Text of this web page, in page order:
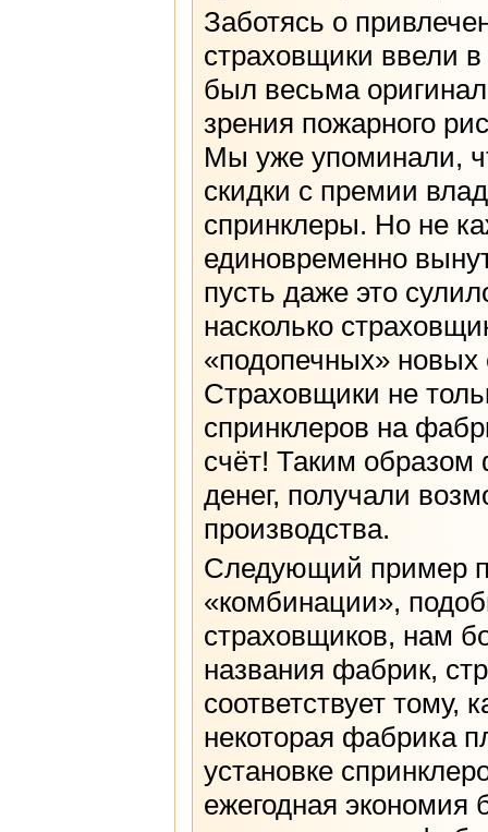
Заботясь о
страховщики ввели
был весьма
зрения пожарного
Мы уже упоминали,
скидки с премии
спринклеры. Но не
единовременно
пусть даже это
насколько
«подопечных»
Страховщики не
спринклеров на
счёт! Таким образом
денег, получали
производства.
Следующий пример
«комбинации»,
страховщиков, нам
названия фабрик,
соответствует тому,
некоторая фабрика
установке
ежегодная экономия